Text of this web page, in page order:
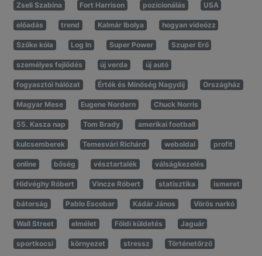
Zseli Szabina Fort Harrison pozícionálás USA
előadás trend Kalmár Ibolya hogyan videózz
Szőke kóla Log In Super Power Szuper Erő
személyes fejlődés új verda új autó
fogyasztói hálózat Érték és Minőség Nagydíj Országház
Magyar Mese Eugene Nordern Chuck Norris
55. Kasza nap Tom Brady amerikai football
kulcsemberek Temesvári Richárd weboldal profit
online bőség vésztartalék válságkezelés
Hídvéghy Róbert Vincze Róbert statisztika ismeret
bátorság Pablo Escobar Kádár János Vörös narkó
Wall Street elmélet Földi küldetés Jaguár
sportkocsi környezet stressz Történetőrző